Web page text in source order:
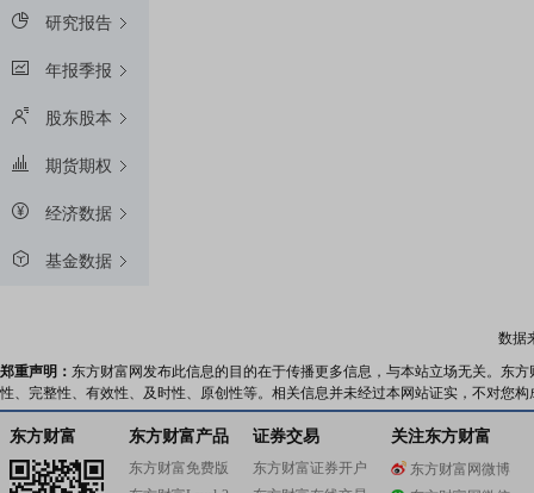
研究报告
年报季报
股东股本
期货期权
经济数据
基金数据
数据
郑重声明： 东方财富网发布此信息的目的在于传播更多信息，与本站立场无关。东
性、完整性、有效性、及时性、原创性等。相关信息并未经过本网站证实，不对您
东方财富 东方财富产品
东方财富免费版
证券交易
东方财富证券开户
关注东方财富
东方财富网微博